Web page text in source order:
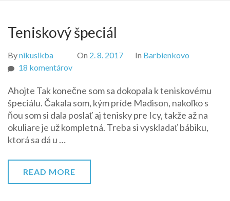
Teniskový špeciál
Bynikusikba On 2. 8. 2017 In Barbienkovo
18 komentárovna
špeciál
Ahojte Tak konečne som sa dokopala k teniskovému
špeciálu. Čakala som, kým príde Madison, nakoľko s
ňou som si dala poslať aj tenisky pre Icy, takže až na
okuliare je už kompletná. Treba si vyskladať bábiku,
ktorá sa dá u …
READ MORE